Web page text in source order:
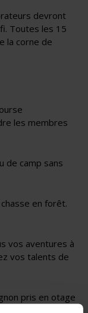
devront
Toutes les 15
la corne de
les membres
de camp sans
en forêt.
vos aventures à
vos talents de
pris en otage